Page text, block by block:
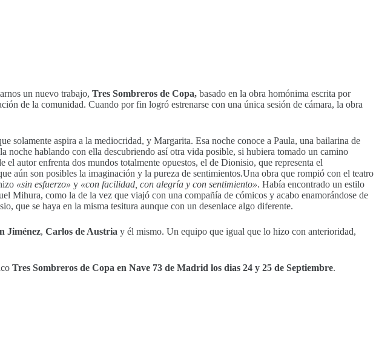
un nuevo trabajo, Tres Sombreros de Copa, basado en la obra homónima escrita por
de la comunidad. Cuando por fin logró estrenarse con una única sesión de cámara, la obra
aspira a la mediocridad, y Margarita. Esa noche conoce a Paula, una bailarina de
hablando con ella descubriendo así otra vida posible, si hubiera tomado un camino
autor enfrenta dos mundos totalmente opuestos, el de Dionisio, que representa el
aún son posibles la imaginación y la pureza de sentimientos.Una obra que rompió con el teatro
«sin esfuerzo» y «con facilidad, con alegría y con sentimiento». Había encontrado un estilo
Mihura, como la de la vez que viajó con una compañía de cómicos y acabo enamorándose de
que se haya en la misma tesitura aunque con un desenlace algo diferente.
Jiménez, Carlos de Austria y él mismo. Un equipo que igual que lo hizo con anterioridad,
Tres Sombreros de Copa en Nave 73 de Madrid los dias 24 y 25 de Septiembre.